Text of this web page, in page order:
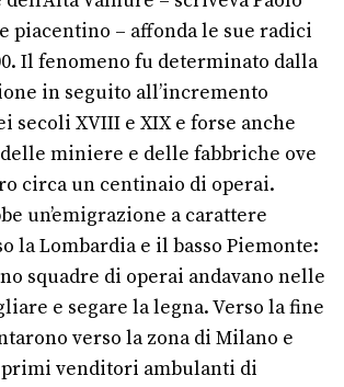
piacentino – affonda le sue radici
Il fenomeno fu determinato dalla
in seguito all’incremento
secoli XVIII e XIX e forse anche
miniere e delle fabbriche ove
circa un centinaio di operai.
un’emigrazione a carattere
la Lombardia e il basso Piemonte:
squadre di operai andavano nelle
e segare la legna. Verso la fine
verso la zona di Milano e
venditori ambulanti di